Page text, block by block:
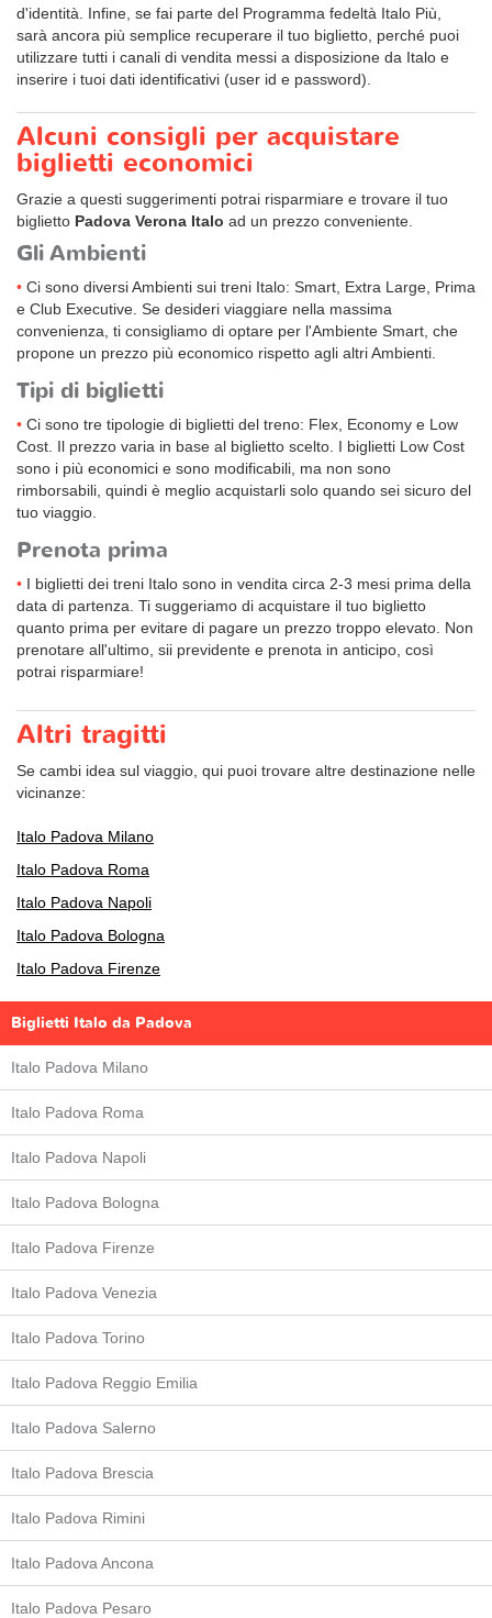
d'identità. Infine, se fai parte del Programma fedeltà Italo Più,
sarà ancora più semplice recuperare il tuo biglietto, perché puoi
utilizzare tutti i canali di vendita messi a disposizione da Italo e
inserire i tuoi dati identificativi (user id e password).
Alcuni consigli per acquistare
biglietti economici
Grazie a questi suggerimenti potrai risparmiare e trovare il tuo
biglietto Padova Verona Italo ad un prezzo conveniente.
Gli Ambienti
Ci sono diversi Ambienti sui treni Italo: Smart, Extra Large, Prima
e Club Executive. Se desideri viaggiare nella massima
convenienza, ti consigliamo di optare per l'Ambiente Smart, che
propone un prezzo più economico rispetto agli altri Ambienti.
Tipi di biglietti
Ci sono tre tipologie di biglietti del treno: Flex, Economy e Low
Cost. Il prezzo varia in base al biglietto scelto. I biglietti Low Cost
sono i più economici e sono modificabili, ma non sono
rimborsabili, quindi è meglio acquistarli solo quando sei sicuro del
tuo viaggio.
Prenota prima
I biglietti dei treni Italo sono in vendita circa 2-3 mesi prima della
data di partenza. Ti suggeriamo di acquistare il tuo biglietto
quanto prima per evitare di pagare un prezzo troppo elevato. Non
prenotare all'ultimo, sii previdente e prenota in anticipo, così
potrai risparmiare!
Altri tragitti
Se cambi idea sul viaggio, qui puoi trovare altre destinazione nelle
vicinanze:
Italo Padova Milano
Italo Padova Roma
Italo Padova Napoli
Italo Padova Bologna
Italo Padova Firenze
Biglietti Italo da Padova
Italo Padova Milano
Italo Padova Roma
Italo Padova Napoli
Italo Padova Bologna
Italo Padova Firenze
Italo Padova Venezia
Italo Padova Torino
Italo Padova Reggio Emilia
Italo Padova Salerno
Italo Padova Brescia
Italo Padova Rimini
Italo Padova Ancona
Italo Padova Pesaro